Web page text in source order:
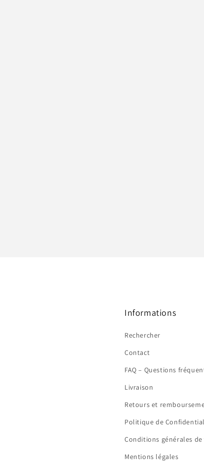
Informations
Rechercher
Contact
FAQ – Questions
Livraison
Retours et
Politique de
Conditions générales de
Mentions légales